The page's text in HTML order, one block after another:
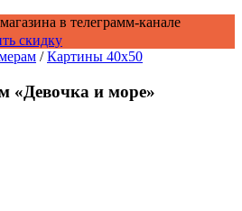
в телеграмм-канале
скидку
/Картины 40x50
«Девочка и море»